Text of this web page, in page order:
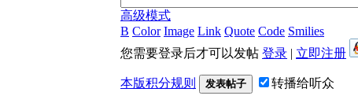
高级模式
B Color Image Link Quote Code Smilies
您需要登录后才可以发帖 登录 | 立即注册
本版积分规则 发表帖子 转播给听众